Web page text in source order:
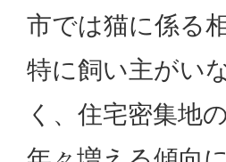
市では猫に係る
特に飼い主がい
く、住宅密集地